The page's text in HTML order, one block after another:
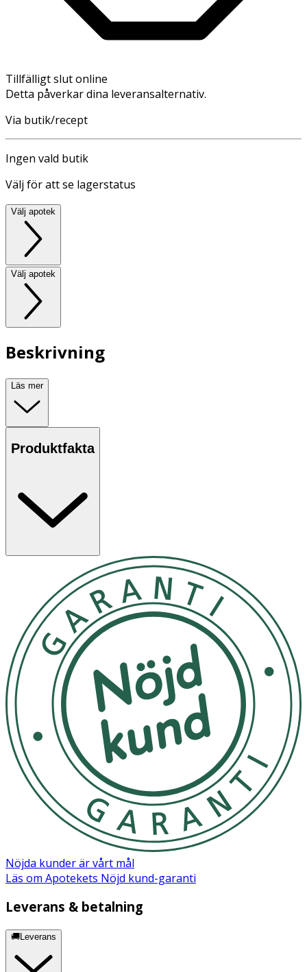
Tillfälligt slut online
Detta påverkar dina leveransalternativ.
Via butik/recept
Ingen vald butik
Välj för att se lagerstatus
Välj apotek
Välj apotek
Beskrivning
Läs mer
Produktfakta
Nöjda kunder är vårt mål
Läs om Apotekets Nöjd kund-garanti
Leverans & betalning
🚚Leverans